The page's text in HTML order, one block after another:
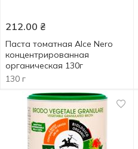
212.00 ₴
Паста томатная Alce Nero
концентрированная
органическая 130г
130 г